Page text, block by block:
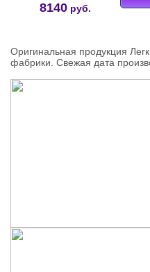
8140руб.
Оригинальная продукция
фабрики. Свежая дата